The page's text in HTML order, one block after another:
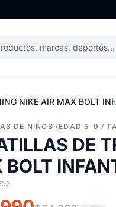
marcas, deportes…
NIKE AIR MAX BOLT
DE NIÑOS (EDAD 5-9 /
DE
BOLT